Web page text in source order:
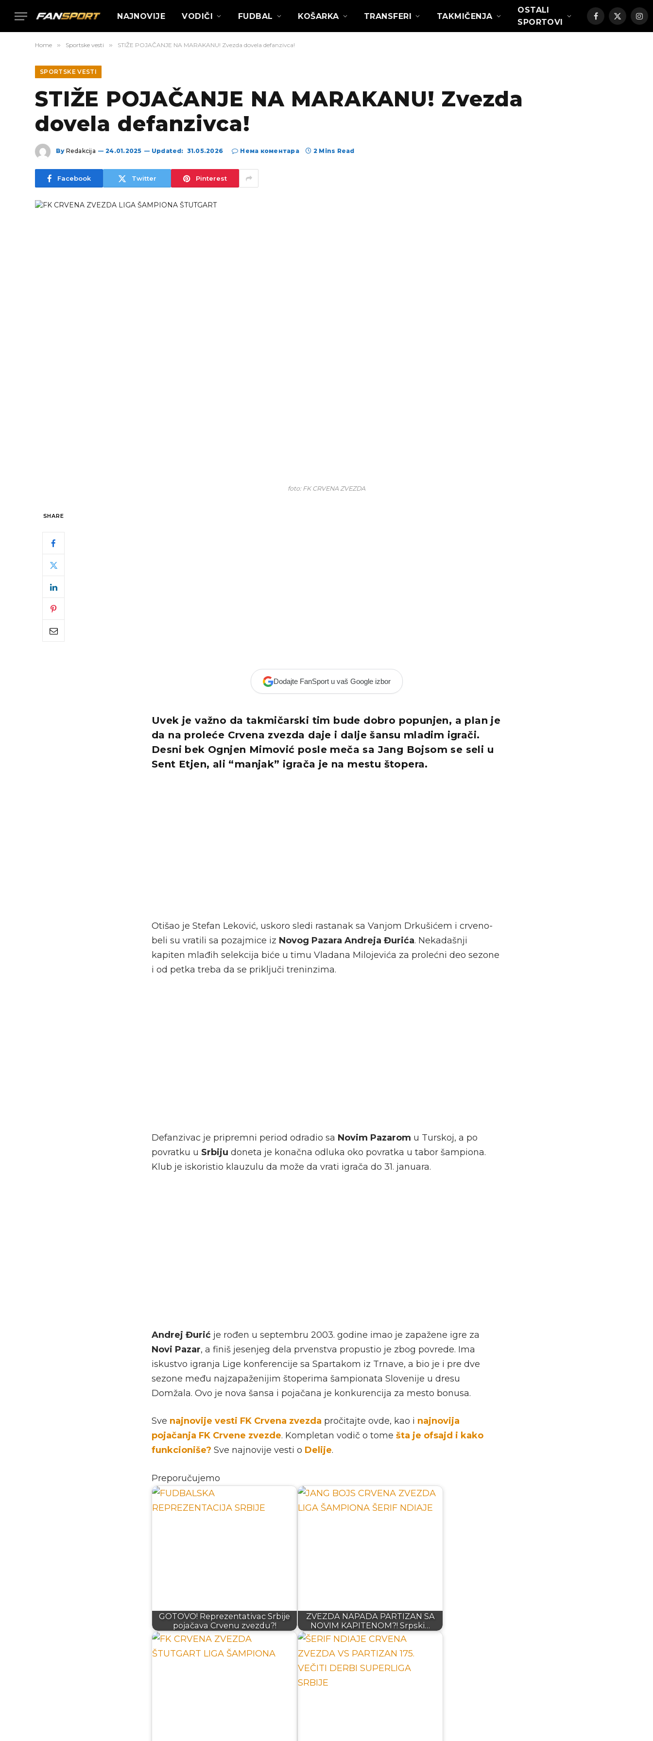
NAJNOVIJE VODIČI FUDBAL KOŠARKA TRANSFERI TAKMIČENJA
OSTALI
SPORTOVI
Facebook
X
(Twitter)
Home » Sportske vesti » STIŽE POJAČANJE NA MARAKANU! Zvezda dovela defanzivca!
SPORTSKE VESTI
STIŽE POJAČANJE NA MARAKANU! Zvezda
dovela defanzivca!
By Redakcija 24.01.2025 Updated: 31.05.2026 Нема коментара 2 Mins Read
Facebook Twitter Pinterest
foto: FK CRVENA ZVEZDA
SHARE
Dodajte FanSport u vaš Google izbor
Uvek je važno da takmičarski tim bude dobro popunjen, a plan je
da na proleće Crvena zvezda daje i dalje šansu mladim igrači.
Desni bek Ognjen Mimović posle meča sa Jang Bojsom se seli u
Sent Etjen, ali “manjak” igrača je na mestu štopera.
Otišao je Stefan Leković, uskoro sledi rastanak sa Vanjom Drkušićem i crveno-
beli su vratili sa pozajmice iz Novog Pazara Andreja Đurića. Nekadašnji
kapiten mlađih selekcija biće u timu Vladana Milojevića za prolećni deo sezone
i od petka treba da se priključi treninzima.
Defanzivac je pripremni period odradio sa Novim Pazarom u Turskoj, a po
povratku u Srbiju doneta je konačna odluka oko povratka u tabor šampiona.
Klub je iskoristio klauzulu da može da vrati igrača do 31. januara.
Andrej Đurić je rođen u septembru 2003. godine imao je zapažene igre za
Novi Pazar, a finiš jesenjeg dela prvenstva propustio je zbog povrede. Ima
iskustvo igranja Lige konferencije sa Spartakom iz Trnave, a bio je i pre dve
sezone među najzapaženijim štoperima šampionata Slovenije u dresu
Domžala. Ovo je nova šansa i pojačana je konkurencija za mesto bonusa.
Sve najnovije vesti FK Crvena zvezda pročitajte ovde, kao i najnovija
pojačanja FK Crvene zvezde. Kompletan vodič o tome šta je ofsajd i kako
funkcioniše? Sve najnovije vesti o Delije.
Preporučujemo
GOTOVO! Reprezentativac Srbije
pojačava Crvenu zvezdu?!
ZVEZDA NAPADA PARTIZAN SA
NOVIM KAPITENOM?! Srpski…